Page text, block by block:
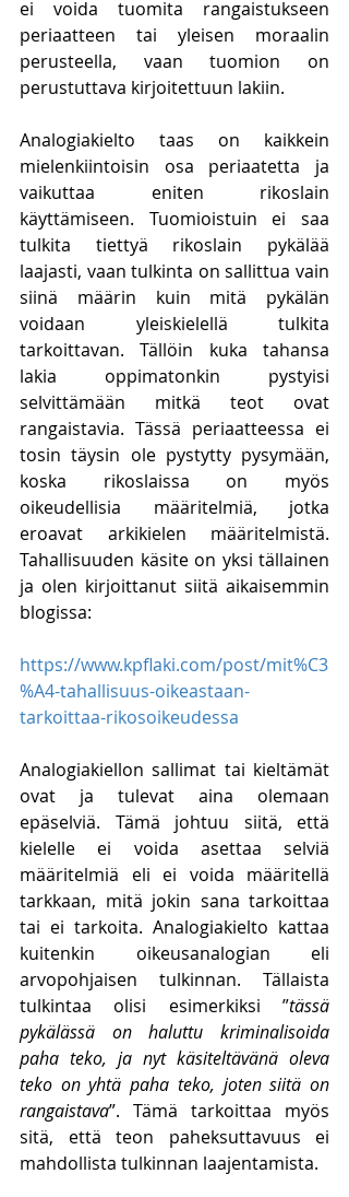
ei voida tuomita rangaistukseen
periaatteen tai yleisen moraalin
perusteella, vaan tuomion on
perustuttava kirjoitettuun lakiin.
Analogiakielto taas on kaikkein
mielenkiintoisin osa periaatetta ja
vaikuttaa eniten rikoslain
käyttämiseen. Tuomioistuin ei saa
tulkita tiettyä rikoslain pykälää
laajasti, vaan tulkinta on sallittua vain
siinä määrin kuin mitä pykälän
voidaan yleiskielellä tulkita
tarkoittavan. Tällöin kuka tahansa
lakia oppimatonkin pystyisi
selvittämään mitkä teot ovat
rangaistavia. Tässä periaatteessa ei
tosin täysin ole pystytty pysymään,
koska rikoslaissa on myös
oikeudellisia määritelmiä, jotka
eroavat arkikielen määritelmistä.
Tahallisuuden käsite on yksi tällainen
ja olen kirjoittanut siitä aikaisemmin
blogissa:
https://www.kpflaki.com/post/mit%C3
%A4-tahallisuus-oikeastaan-
tarkoittaa-rikosoikeudessa
Analogiakiellon sallimat tai kieltämät
ovat ja tulevat aina olemaan
epäselviä. Tämä johtuu siitä, että
kielelle ei voida asettaa selviä
määritelmiä eli ei voida määritellä
tarkkaan, mitä jokin sana tarkoittaa
tai ei tarkoita. Analogiakielto kattaa
kuitenkin oikeusanalogian eli
arvopohjaisen tulkinnan. Tällaista
tulkintaa olisi esimerkiksi ”tässä
pykälässä on haluttu kriminalisoida
paha teko, ja nyt käsiteltävänä oleva
teko on yhtä paha teko, joten siitä on
rangaistava”. Tämä tarkoittaa myös
sitä, että teon paheksuttavuus ei
mahdollista tulkinnan laajentamista.